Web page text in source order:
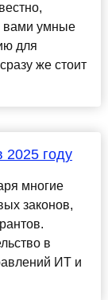
вами умные
для
же стоит
2025 году
многие
законов,
в
ИТ и